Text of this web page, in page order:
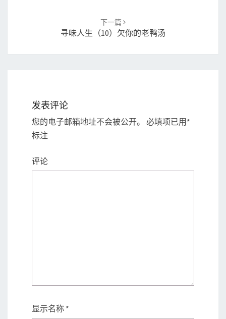
下一篇
寻味人生（10）欠你的老鸭汤
发表评论
您的电子邮箱地址不会被公开。 必填项已用 *
标注
评论
显示名称 *